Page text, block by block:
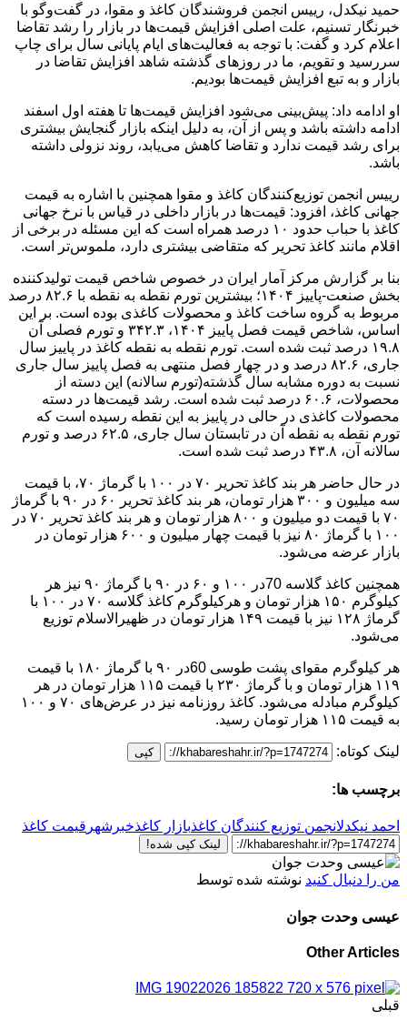
حمید نیکدل، رییس انجمن فروشندگان کاغذ و مقوا، در گفت‌وگو با
خبرنگار تسنیم، علت اصلی افزایش قیمت‌ها در بازار را رشد تقاضا
اعلام کرد و گفت: با توجه به فعالیت‌های ایام پایانی سال برای چاپ
سررسید و تقویم، ما در روزهای گذشته شاهد افزایش تقاضا در
بازار و به تبع افزایش قیمت‌ها بودیم.
او ادامه داد: پیش‌بینی می‌شود افزایش قیمت‌ها تا هفته اول اسفند
ادامه داشته باشد و پس از آن، به دلیل اینکه بازار گنجایش بیشتری
برای رشد قیمت ندارد و تقاضا کاهش می‌یابد، روند نزولی داشته
باشد.
رییس انجمن توزیع‌کنندگان کاغذ و مقوا همچنین با اشاره به قیمت
جهانی کاغذ، افزود: قیمت‌ها در بازار داخلی در قیاس با نرخ جهانی
کاغذ با حباب حدود ۱۰ درصد همراه است که این مسئله در برخی از
اقلام مانند کاغذ تحریر که متقاضی بیشتری دارد، ملموس‌تر است.
بنا بر گزارش مرکز آمار ایران در خصوص شاخص قیمت تولیدکننده
بخش صنعت-پاییز ۱۴۰۴؛ بیشترین تورم نقطه به نقطه با ۸۲.۶ درصد
مربوط به گروه ساخت کاغذ و محصولات کاغذی بوده است. بر این
اساس، شاخص قیمت فصل پاییز ۱۴۰۴، ۳۴۲.۳ و تورم فصلی آن
۱۹.۸ درصد ثبت شده است. تورم نقطه به نقطه کاغذ در پاییز سال
جاری، ۸۲.۶ درصد و در چهار فصل منتهی به فصل پاییز سال جاری
نسبت به دوره مشابه سال گذشته(تورم سالانه) این دسته از
محصولات، ۶۰.۶ درصد ثبت شده است. رشد قیمت‌ها در دسته
محصولات کاغذی در حالی در پاییز به این نقطه رسیده است که
تورم نقطه به نقطه آن در تابستان سال جاری، ۶۲.۵ درصد و تورم
سالانه آن، ۴۳.۸ درصد ثبت شده است.
در حال حاضر هر بند کاغذ تحریر ۷۰ در ۱۰۰ با گرماژ ۷۰، با قیمت
سه میلیون و ۳۰۰ هزار تومان، هر بند کاغذ تحریر ۶۰ در ۹۰ با گرماژ
۷۰ با قیمت دو میلیون و ۸۰۰ هزار تومان و هر بند کاغذ تحریر ۷۰ در
۱۰۰ با گرماژ ۸۰ نیز با قیمت چهار میلیون و ۶۰۰ هزار تومان در
بازار عرضه می‌شود‌.
همچنین کاغذ گلاسه 70در ۱۰۰ و ۶۰ در ۹۰ با گرماژ ۹۰ نیز هر
کیلوگرم ۱۵۰ هزار تومان و هرکیلوگرم کاغذ گلاسه ۷۰ در ۱۰۰ با
گرماژ ۱۲۸ نیز با قیمت ۱۴۹ هزار تومان در ظهیرالاسلام توزیع
می‌شود.
هر کیلوگرم مقوای پشت طوسی 60در ۹۰ با گرماژ ۱۸۰ با قیمت
۱۱۹ هزار تومان و با گرماژ ۲۳۰ با قیمت ۱۱۵ هزار تومان در هر
کیلوگرم مبادله می‌شود. کاغذ روزنامه نیز در عرض‌های ۷۰ و ۱۰۰
به قیمت ۱۱۵ هزار تومان رسید.
لینک کوتاه: کپی
برچسب ها:
احمد نیکدلانجمن توزیع کنندگان کاغذبازار کاغذخبرشهر قیمت کاغذ
لینک کپی شده!
من را دنبال کنید نوشته شده توسط
عیسی وحدت جوان
Other Articles
قبلی